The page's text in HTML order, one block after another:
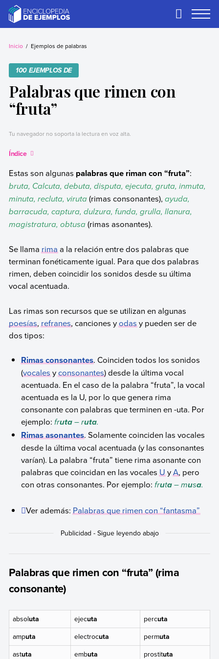
contentEjemplos
Necesitas ejemplos.
Primary
Inicio Ejemplos de palabras
100 EJEMPLOS DE
Palabras que rimen con
“fruta”
Tu navegador no soporta la lectura en voz alta.
Índice
Estas son algunas palabras que riman con “fruta”:
bruta, Calcuta, debuta, disputa, ejecuta, gruta, inmuta,
minuta, recluta, viruta(rimas consonantes), ayuda,
barracuda, captura, dulzura, funda, grulla, llanura,
magistratura, obtusa(rimas asonantes).
Se llamarimaa la relación entre dos palabras que
terminan fonéticamente igual. Para que dos palabras
rimen, deben coincidir los sonidos desde su última
vocal acentuada.
Las rimas son recursos que se utilizan en algunas
poesías,refranes, canciones yodasy pueden ser de
dos tipos:
Rimas consonantes. Coinciden todos los sonidos
(vocalesyconsonantes) desde la última vocal
acentuada. En el caso de la palabra “fruta”, la vocal
acentuada es la U, por lo que genera rima
consonante con palabras que terminen en -uta. Por
ejemplo: fruta – ruta.
Rimas asonantes. Solamente coinciden las vocales
desde la última vocal acentuada (y las consonantes
varían). La palabra “fruta” tiene rima asonante con
palabras que coincidan en las vocalesUyA, pero
con otras consonantes. Por ejemplo: fruta – musa.
Ver además:Palabras que rimen con “fantasma”
Palabras que rimen con “fruta” (rima
consonante)
absoluta ejecuta percuta
amputa electrocuta permuta
astuta embuta prostituta